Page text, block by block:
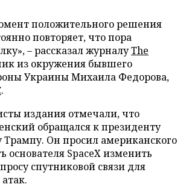
положительного решения
повторяет, что пора
– рассказал журналуThe
из окружения бывшего
Украины Михаила Федорова,
.
издания отмечали, что
обращался к президенту
Он просил американского
основателя SpaceX изменить
спутниковой связи для